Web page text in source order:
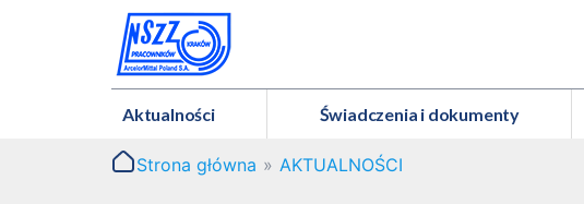
Aktualności Świadczenia i dokumenty
Strona główna » AKTUALNOŚCI